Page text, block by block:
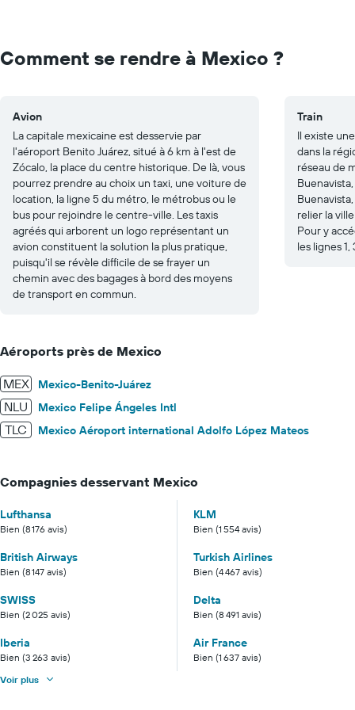
to
20.
Comment se rendre à Mexico ?
Avion
La capitale mexicaine est desservie par
l'aéroport Benito Juárez, situé à 6 km à l'est de
Zócalo, la place du centre historique. De là, vous
pourrez prendre au choix un taxi, une voiture de
location, la ligne 5 du métro, le métrobus ou le
bus pour rejoindre le centre-ville. Les taxis
agréés qui arborent un logo représentant un
avion constituent la solution la plus pratique,
puisqu'il se révèle difficile de se frayer un
chemin avec des bagages à bord des moyens
de transport en commun.
Train
Il existe
dans la
réseau de
relier la
Pour y
les lignes
Aéroports près de Mexico
MEX Mexico-Benito-Juárez
NLU Mexico Felipe Ángeles Intl
TLC Mexico Aéroport international Adolfo López Mateos
Compagnies desservant Mexico
Lufthansa
Bien (8 176 avis)
KLM
Bien (1 554 avis)
British Airways
Bien (8 147 avis)
Turkish Airlines
Bien (4 467 avis)
SWISS
Bien (2 025 avis)
Delta
Bien (8 491 avis)
Iberia
Bien (3 263 avis)
Air France
Bien (1 637 avis)
Voir plus